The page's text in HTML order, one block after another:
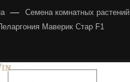
— Семена комнатных растений
Маверик Стар F1